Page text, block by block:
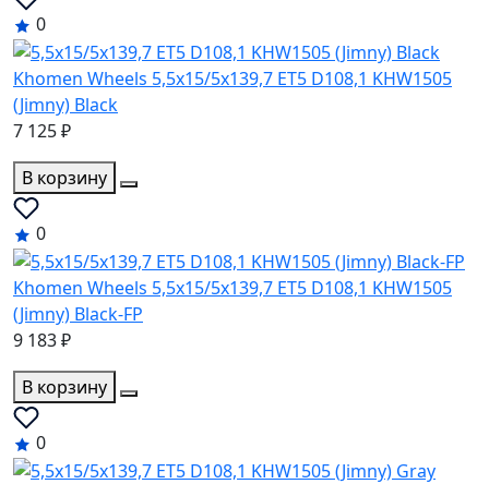
0
Khomen Wheels 5,5x15/5x139,7 ET5 D108,1 KHW1505
(Jimny) Black
7 125 ₽
В корзину
0
Khomen Wheels 5,5x15/5x139,7 ET5 D108,1 KHW1505
(Jimny) Black-FP
9 183 ₽
В корзину
0